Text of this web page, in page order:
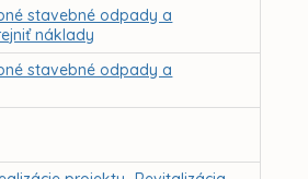
stavebné odpady a
náklady
stavebné odpady a